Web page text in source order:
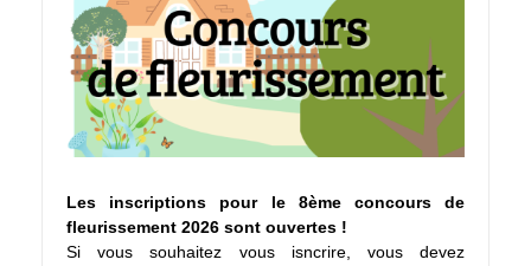
Les inscriptions pour le 8ème concours de
fleurissement 2026 sont ouvertes !
Si vous souhaitez vous isncrire, vous devez